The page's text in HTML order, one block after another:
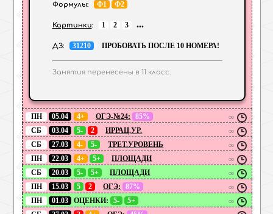
Формулы: Ф1 Ф2
Картинки: 1 2 3 ...
ДЗ: 31210 ПРОБОВАТЬ ПОСЛЕ 10 НОМЕРА!
Занятия перенесены в 11 класс.
∞
ПН 05.04 4+ ОГЭ-№24:
85%
∞
СБ 03.04 5- 2
ИРРАЦ.УР.
∞
СБ 27.03 4- 5-
ТРЕТ.УРОВЕНЬ
∞
ПН 22.03 4+ 5+
ПЛОЩАДИ
∞
СБ 20.03 5- 5+
ПЛОЩАДИ
∞
ПН 15.03 5 2 ОГЭ:
87%
∞
ПН 01.03 ОЦЕНКИ: 5-
5+